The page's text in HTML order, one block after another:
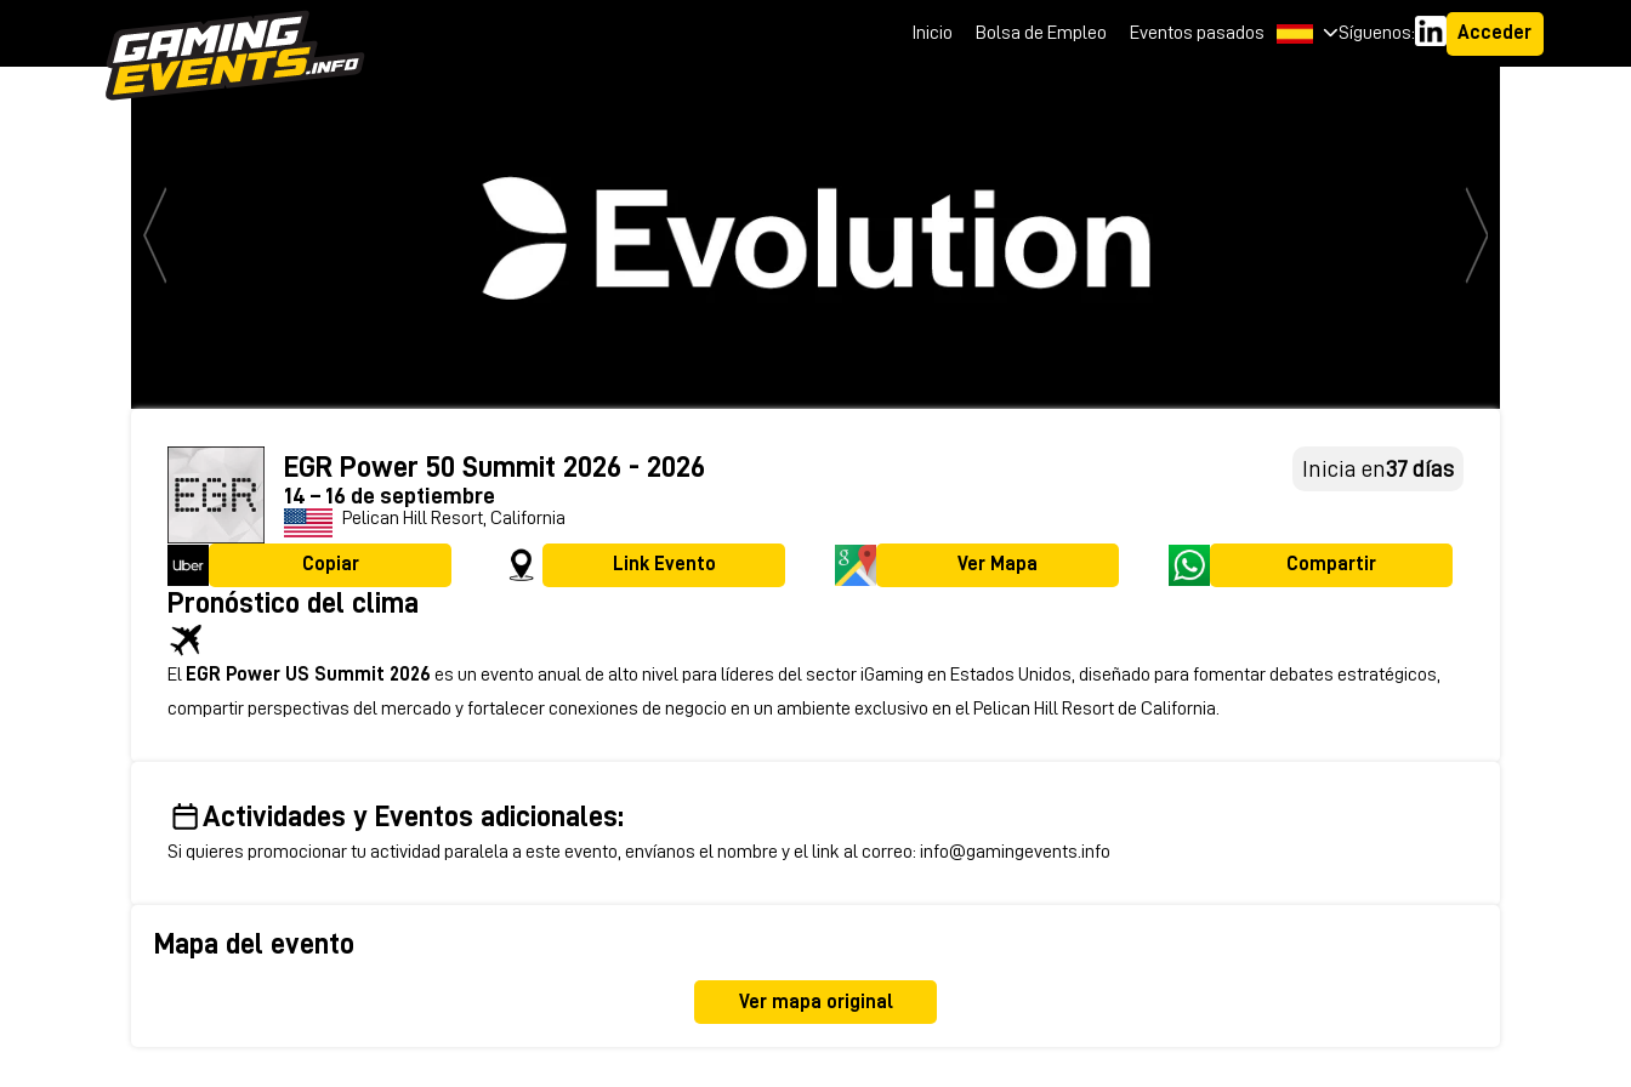
Inicio Bolsa de Empleo Eventos pasados Síguenos: Acceder
EGR Power 50 Summit 2026 - 2026
14 – 16 de septiembre
Pelican Hill Resort, California
Inicia en37 días
Copiar Link Evento Ver Mapa Compartir
Pronóstico del clima
El EGR Power US Summit 2026 es un evento anual de alto nivel para líderes del sector iGaming en Estados Unidos, diseñado para fomentar debates estratégicos,
compartir perspectivas del mercado y fortalecer conexiones de negocio en un ambiente exclusivo en el Pelican Hill Resort de California.
Actividades y Eventos adicionales:
Si quieres promocionar tu actividad paralela a este evento, envíanos el nombre y el link al correo:info@gamingevents.info
Mapa del evento
Ver mapa original